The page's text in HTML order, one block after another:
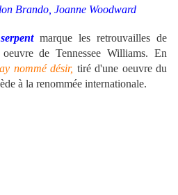
Brando, Joanne Woodward
marque les retrouvailles de
de Tennessee Williams. En
nommé désir, tiré d'une oeuvre du
à la renommée internationale.